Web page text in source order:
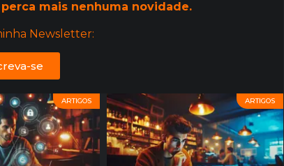
perca mais nenhuma novidade.
Newsletter:
se
ARTIGOS ARTIGOS